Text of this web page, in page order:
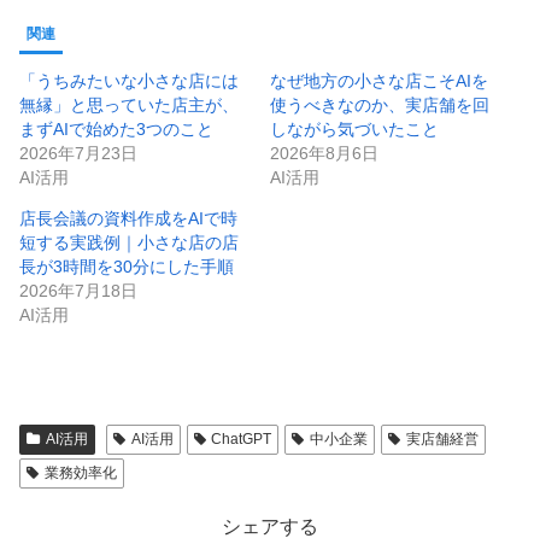
関連
「うちみたいな小さな店には
無縁」と思っていた店主が、
まずAIで始めた3つのこと
2026年7月23日
AI活用
なぜ地方の小さな店こそAIを
使うべきなのか、実店舗を回
しながら気づいたこと
2026年8月6日
AI活用
店長会議の資料作成をAIで時
短する実践例｜小さな店の店
長が3時間を30分にした手順
2026年7月18日
AI活用
AI活用 AI活用 ChatGPT 中小企業
実店舗経営
業務効率化
シェアする